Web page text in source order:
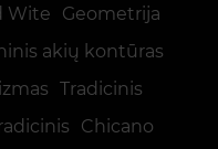
Wite
Geometrija
akių kontūras
Tradicinis
Chicano